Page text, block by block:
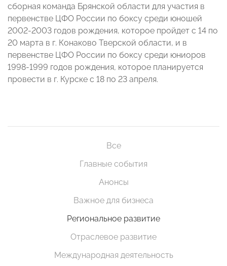
сборная команда Брянской области для участия в
первенстве ЦФО России по боксу среди юношей
2002-2003 годов рождения, которое пройдет с 14 по
20 марта в г. Конаково Тверской области, и в
первенстве ЦФО России по боксу среди юниоров
1998-1999 годов рождения, которое планируется
провести в г. Курске с 18 по 23 апреля.
Все
Главные события
Анонсы
Важное для бизнеса
Региональное развитие
Отраслевое развитие
Международная деятельность